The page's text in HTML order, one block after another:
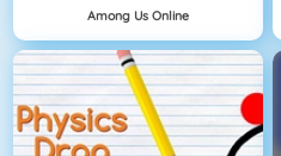
Among Us Online